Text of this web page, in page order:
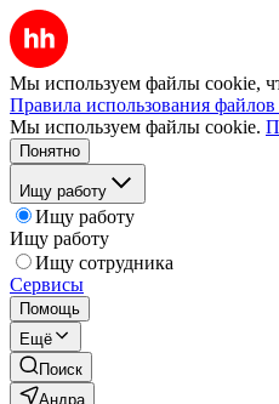
Мы используем файлы cookie,
Правила использования
Мы используем файлы cookie.
Понятно
Ищу работу
Ищу работу
Ищу работу
Ищу сотрудника
Сервисы
Помощь
Ещё
Поиск
Андра